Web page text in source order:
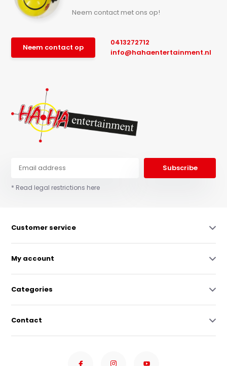
Neem contact met ons op!
Neem contact op
0413272712
info@hahaentertainment.nl
Subscribe
* Read legal restrictions here
Customer service
My account
Categories
Contact